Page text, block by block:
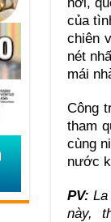
của
chiên
nét
mái
Công
tham
cùng
nước
PV:
này,